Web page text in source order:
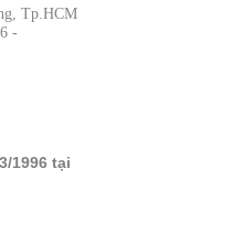
Tp.HCM
-
1996 tại